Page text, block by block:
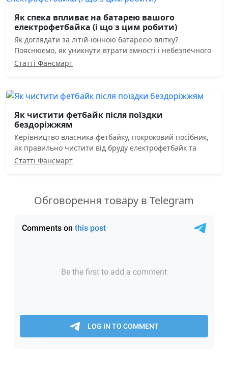
Як спека впливає на батарею вашого
електрофетбайка (і що з цим робити)
Як доглядати за літій-іонною батареєю влітку?
Пояснюємо, як уникнути втрати ємності і небезпечного
Статті Фансмарт
Як чистити фетбайк після поїздки
бездоріжжям
Керівництво власника фетбайку, покроковий посібник,
як правильно чистити від бруду електрофетбайк та
Статті Фансмарт
Обговорення товару в Telegram